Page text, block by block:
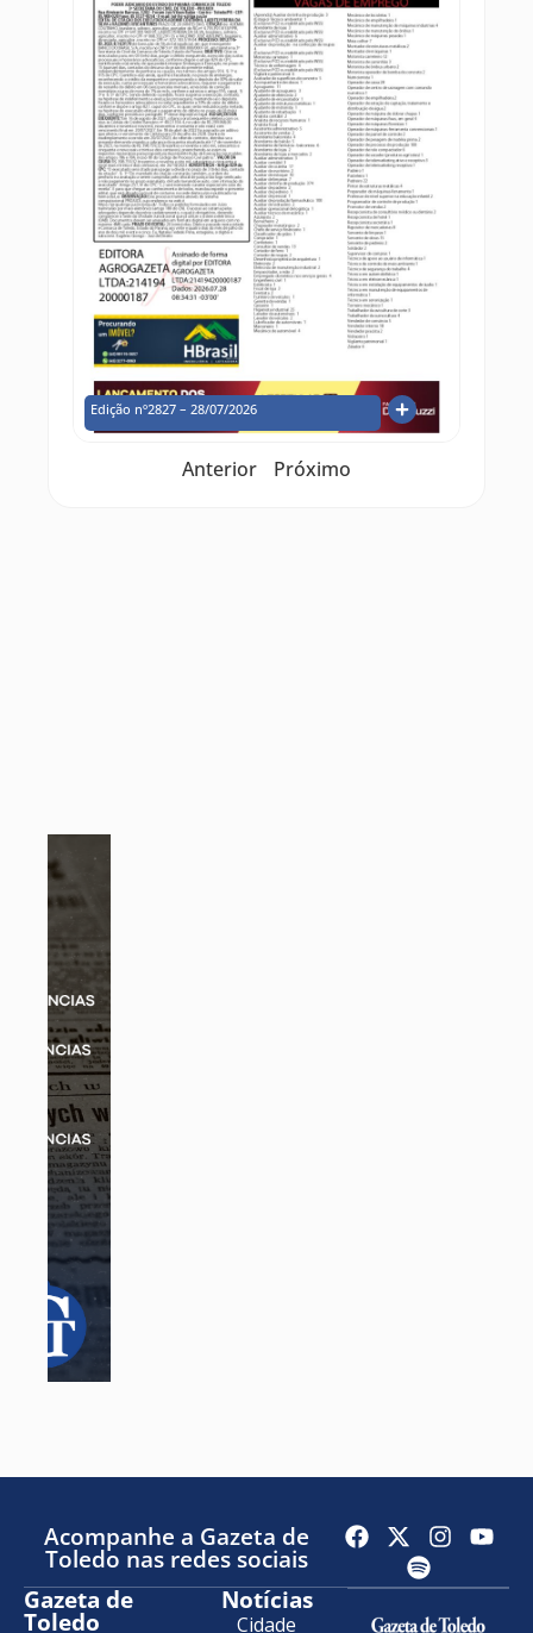
Edição nº2827 – 28/07/2026
Anterior Próximo
Acompanhe a Gazeta de
Toledo nas redes sociais
Gazeta de
Toledo
Notícias
Cidade